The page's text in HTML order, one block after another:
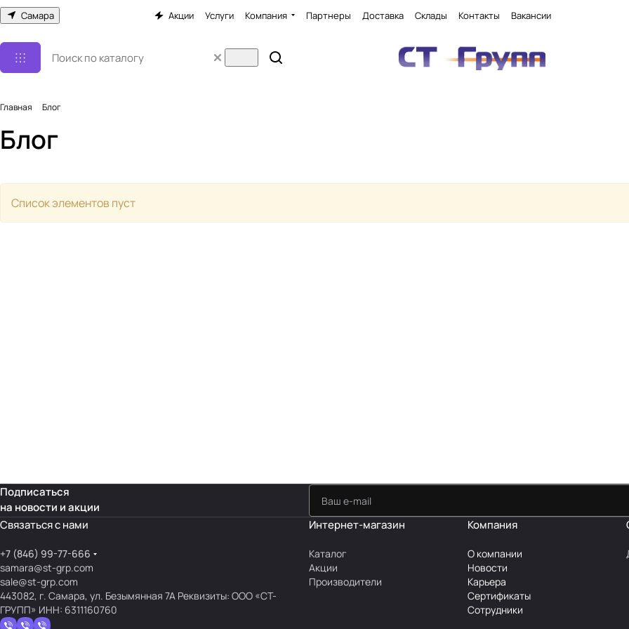
Самара Акции Услуги Компания Партнеры Доставка Склады Контакты Вакансии
Главная Блог
Блог
Список элементов пуст
Подписаться
на новости и акции
Связаться с нами
+7 (846) 99-77-666
samara@st-grp.com
sale@st-grp.com
443082, г. Самара, ул. Безымянная 7А Реквизиты: ООО «СТ-
ГРУПП» ИНН: 6311160760
Интернет-магазин
Каталог
Акции
Производители
Компания
О компании
Новости
Карьера
Сертификаты
Сотрудники